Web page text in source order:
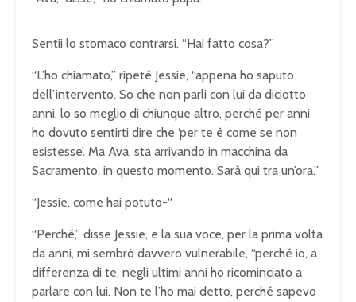
Sentii lo stomaco contrarsi. “Hai fatto cosa?”
“L’ho chiamato,” ripeté Jessie, “appena ho saputo
dell’intervento. So che non parli con lui da diciotto
anni, lo so meglio di chiunque altro, perché per anni
ho dovuto sentirti dire che ‘per te è come se non
esistesse’. Ma Ava, sta arrivando in macchina da
Sacramento, in questo momento. Sarà qui tra un’ora.”
“Jessie, come hai potuto-“
“Perché,” disse Jessie, e la sua voce, per la prima volta
da anni, mi sembrò davvero vulnerabile, “perché io, a
differenza di te, negli ultimi anni ho ricominciato a
parlare con lui. Non te l’ho mai detto, perché sapevo